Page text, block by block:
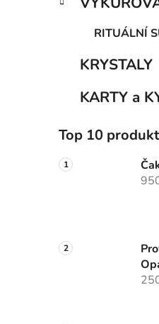
RITUÁLNÍ
KRYSTALY
KARTY a
Top 10